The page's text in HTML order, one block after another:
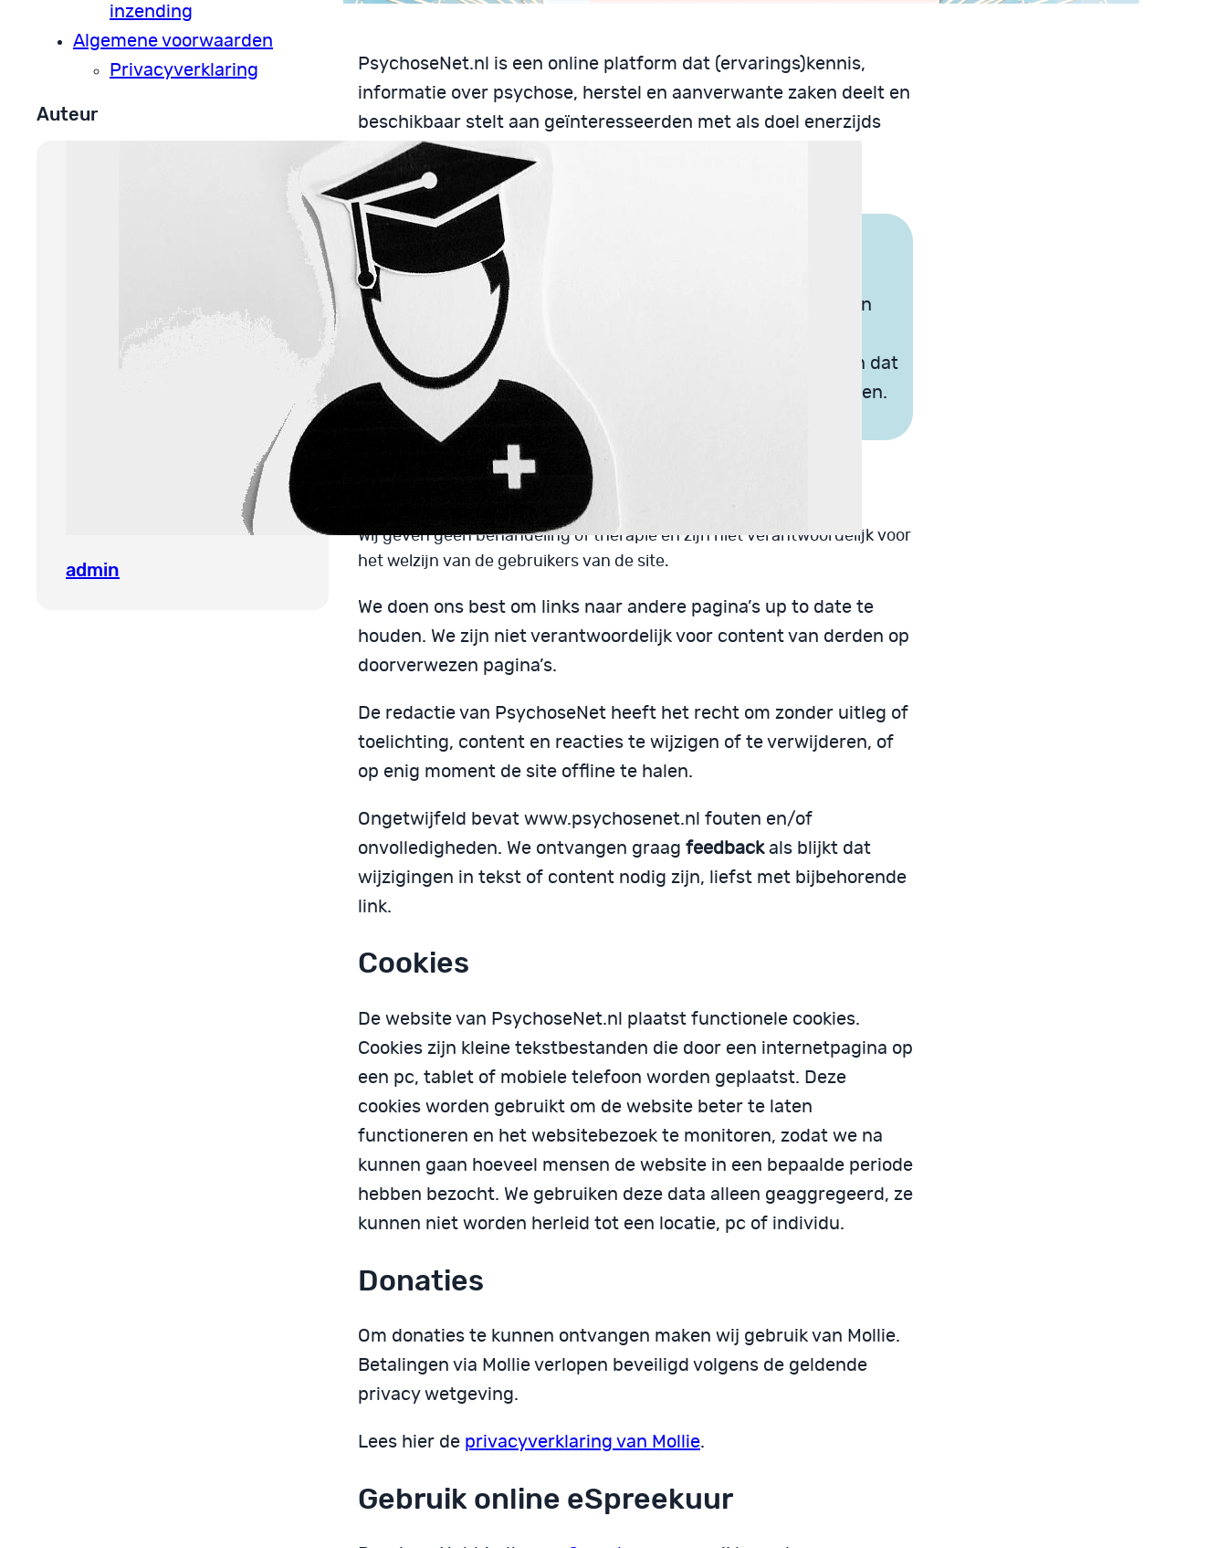
inzending
Algemene voorwaarden
Privacyverklaring
Auteur
admin
PsychoseNet.nl is een online platform dat (ervarings)kennis,
informatie over psychose, herstel en aanverwante zaken deelt en
beschikbaar stelt aan geïnteresseerden met als doel enerzijds
hoop en steun te bieden, anderzijds een betrouwbare en
deskundige bron van kennis te zijn.
Bronvermeldingen
Wij waarderen het als PsychoseNet wordt gebruikt als bron
van kennis. We verwachten wel dat bij gebruik van onze
content
een juiste bronvermelding
wordt weergegeven en dat
zowelde inhoud als de essentie van de teksten intact blijven.
PsychoseNet is geen GGZ instelling
Wij geven geen behandeling of therapie en zijn niet verantwoordelijk voor
het welzijn van de gebruikers van de site.
We doen ons best om links naar andere pagina’s up to date te
houden. We zijn niet verantwoordelijk voor content van derden op
doorverwezen pagina’s.
De redactie van PsychoseNet heeft het recht om zonder uitleg of
toelichting, content en reacties te wijzigen of te verwijderen, of
op enig moment de site offline te halen.
Ongetwijfeld bevat www.psychosenet.nl fouten en/of
onvolledigheden. We ontvangen graag feedbackals blijkt dat
wijzigingen in tekst of content nodig zijn, liefst met bijbehorende
link.
Cookies
De website van PsychoseNet.nl plaatst functionele cookies.
Cookies zijn kleine tekstbestanden die door een internetpagina op
een pc, tablet of mobiele telefoon worden geplaatst. Deze
cookies worden gebruikt om de website beter te laten
functioneren en het websitebezoek te monitoren, zodat we na
kunnen gaan hoeveel mensen de website in een bepaalde periode
hebben bezocht. We gebruiken deze data alleen geaggregeerd, ze
kunnen niet worden herleid tot een locatie, pc of individu.
Donaties
Om donaties te kunnen ontvangen maken wij gebruik van Mollie.
Betalingen via Mollie verlopen beveiligd volgens de geldende
privacy wetgeving.
Lees hier de privacyverklaring van Mollie.
Gebruik online eSpreekuur